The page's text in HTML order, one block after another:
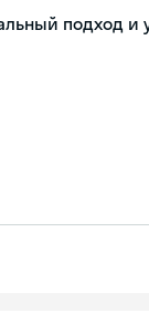
подход